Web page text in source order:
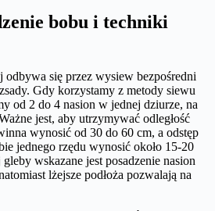
bobu i techniki
odbywa się przez wysiew bezpośredni
Gdy korzystamy z metody siewu
od 2 do 4 nasion w jednej dziurze, na
jest, aby utrzymywać odległość
wynosić od 30 do 60 cm, a odstęp
jednego rzędu wynosić około 15-20
wskazane jest posadzenie nasion
lżejsze podłoża pozwalają na